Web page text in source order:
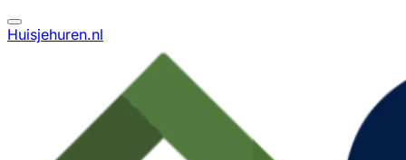
Huisjehuren.nl